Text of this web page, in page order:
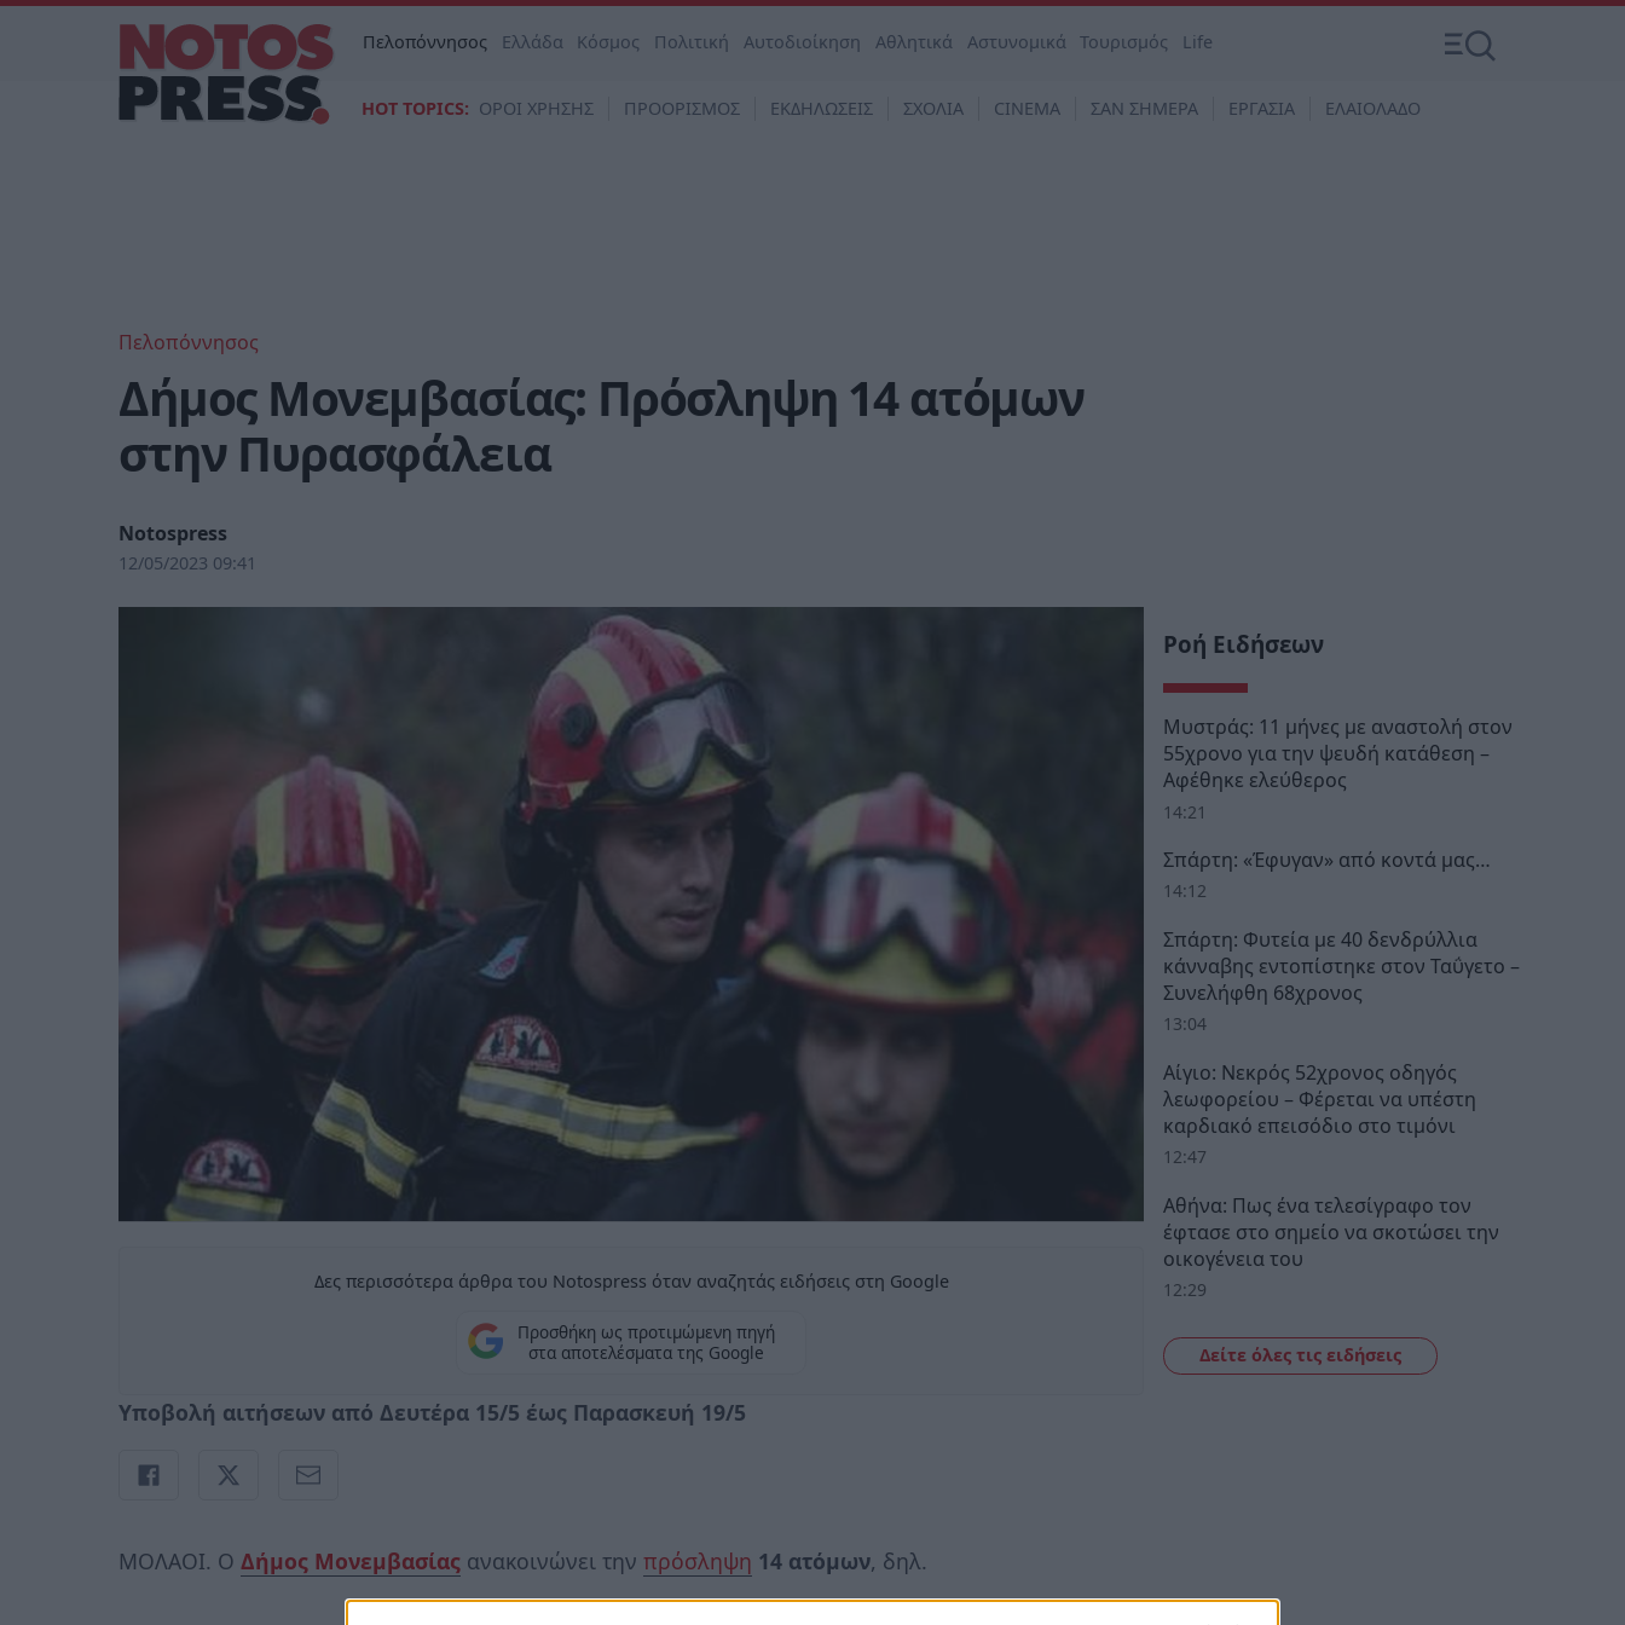
Πελοπόννησος Ελλάδα Κόσμος Πολιτική Αυτοδιοίκηση Αθλητικά Αστυνομικά Τουρισμός Life
HOT TOPICS: ΟΡΟΙ ΧΡΗΣΗΣ ΠΡΟΟΡΙΣΜΟΣ ΕΚΔΗΛΩΣΕΙΣ ΣΧΟΛΙΑ CINEMA ΣΑΝ ΣΗΜΕΡΑ ΕΡΓΑΣΙΑ ΕΛΑΙΟΛΑΔΟ
Πελοπόννησος
Δήμος Μονεμβασίας: Πρόσληψη 14 ατόμων
στην Πυρασφάλεια
Notospress
12/05/2023 09:41
Δες περισσότερα άρθρα του Notospress όταν αναζητάς ειδήσεις στη Google
Προσθήκη ως προτιμώμενη πηγή
στα αποτελέσματα της Google
Υποβολή αιτήσεων από Δευτέρα 15/5 έως Παρασκευή 19/5
ΜΟΛΑΟΙ. Ο Δήμος Μονεμβασίας ανακοινώνει την πρόσληψη 14 ατόμων, δηλ.
Ροή Ειδήσεων
Μυστράς: 11 μήνες με αναστολή στον
55χρονο για την ψευδή κατάθεση –
Αφέθηκε ελεύθερος
14:21
Σπάρτη: «Έφυγαν» από κοντά μας…
14:12
Σπάρτη: Φυτεία με 40 δενδρύλλια
κάνναβης εντοπίστηκε στον Ταΰγετο –
Συνελήφθη 68χρονος
13:04
Αίγιο: Νεκρός 52χρονος οδηγός
λεωφορείου – Φέρεται να υπέστη
καρδιακό επεισόδιο στο τιμόνι
12:47
Αθήνα: Πως ένα τελεσίγραφο τον
έφτασε στο σημείο να σκοτώσει την
οικογένεια του
12:29
Δείτε όλες τις ειδήσεις